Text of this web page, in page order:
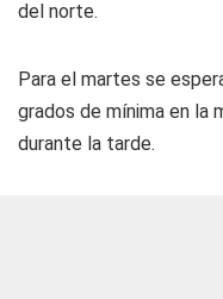
del norte.
Para el martes se
grados de mínima en la
durante la tarde.